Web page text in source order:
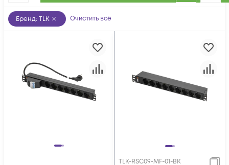
Бренд: TLK Очистить всё
TLK-RSC09-MF-01-BK